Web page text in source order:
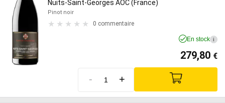
Nuits-Saint-Georges AOC (France)
Pinot noir
0 commentaire
En stock i
279,80 €
- +